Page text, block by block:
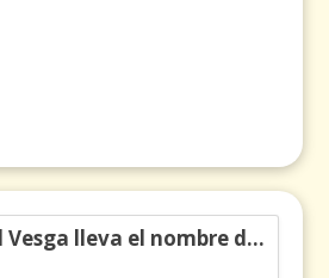
Carlos Manuel Vesga lleva el nombre de Colombia a los Emmy